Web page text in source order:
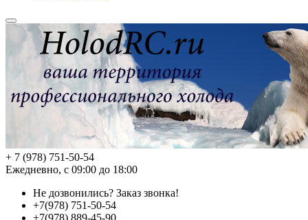
+ 7 (978) 751-50-54
Ежедневно, с 09:00 до 18:00
Не дозвонились? Заказ звонка!
+7(978) 751-50-54
+7(978) 889-45-90